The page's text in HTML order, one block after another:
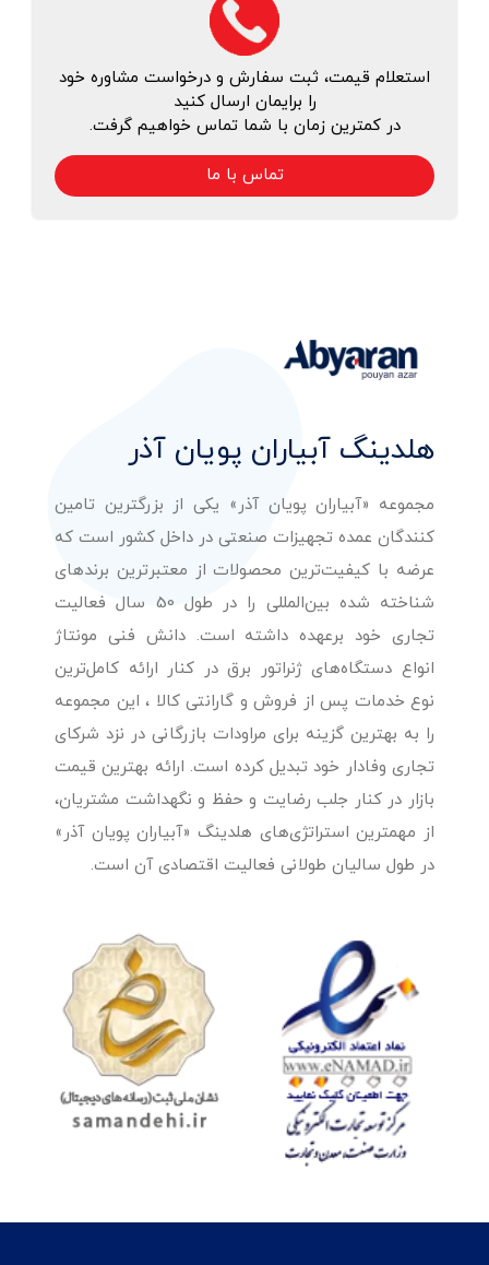
استعلام قیمت، ثبت سفارش و درخواست مشاوره خود
را برایمان ارسال کنید
در کمترین زمان با شما تماس خواهیم گرفت.
تماس با ما
هلدینگ آبیاران پویان آذر
مجموعه «آبیاران پویان آذر» یکی از بزرگترین تامین
کنندگان عمده تجهیزات صنعتی در داخل کشور است که
عرضه با کیفیت‌ترین محصولات از معتبرترین برندهای
شناخته شده بین‌المللی را در طول 50 سال فعالیت
تجاری خود برعهده داشته است. دانش فنی مونتاژ
انواع دستگاه‌های ژنراتور برق در کنار ارائه کامل‌ترین
نوع خدمات پس از فروش و گارانتی کالا ، این مجموعه
را به بهترین گزینه برای مراودات بازرگانی در نزد شرکای
تجاری وفادار خود تبدیل کرده است. ارائه بهترین قیمت
بازار در کنار جلب رضایت و حفظ و نگهداشت مشتریان،
از مهمترین استراتژی‌های هلدینگ «آبیاران پویان آذر»
در طول سالیان طولانی فعالیت اقتصادی آن است.